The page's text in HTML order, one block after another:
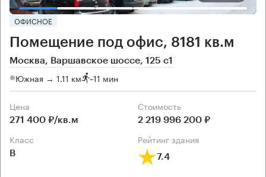
ОФИСНОЕ
Помещение под офис, 8181 кв.м
Москва, Варшавское шоссе, 125 с1
Южная → 1.11 км ~11 мин
Цена
271 400 ₽/кв.м
Cтоимость
2 219 996 200 ₽
класс
B
рейтинг здания
7.4